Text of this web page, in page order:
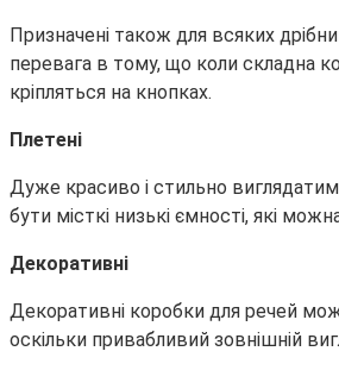
Призначені також для всяких
перевага в тому, що коли складна
кріпляться на кнопках.
Плетені
Дуже красиво і стильно
бути місткі низькі ємності, які
Декоративні
Декоративні коробки для речей
оскільки привабливий зовнішній